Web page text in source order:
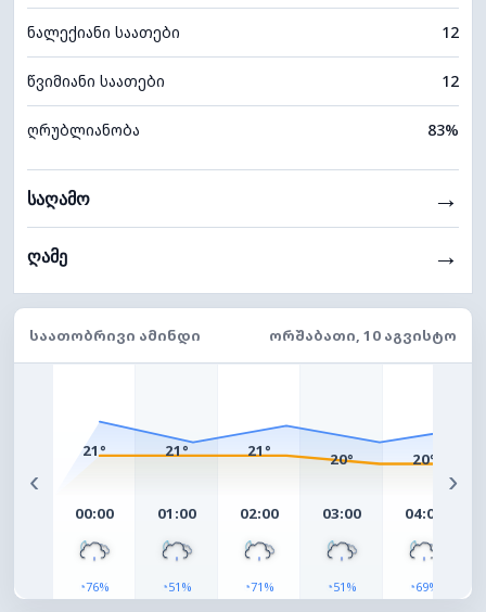
ნალექიანი საათები 12
წვიმიანი საათები 12
ღრუბლიანობა 83%
საღამო →
ღამე →
ᲡᲐᲐᲗᲝᲑᲠᲘᲕᲘ ᲐᲛᲘᲜᲓᲘ ᲝᲠᲨᲐᲑᲐᲗᲘ, 10 ᲐᲒᲕᲘᲡᲢᲝ
‹
21°
00:00
◔76%
21°
01:00
◔51%
21°
02:00
◔71%
20°
03:00
◔51%
20°
04:00
◔69%
›